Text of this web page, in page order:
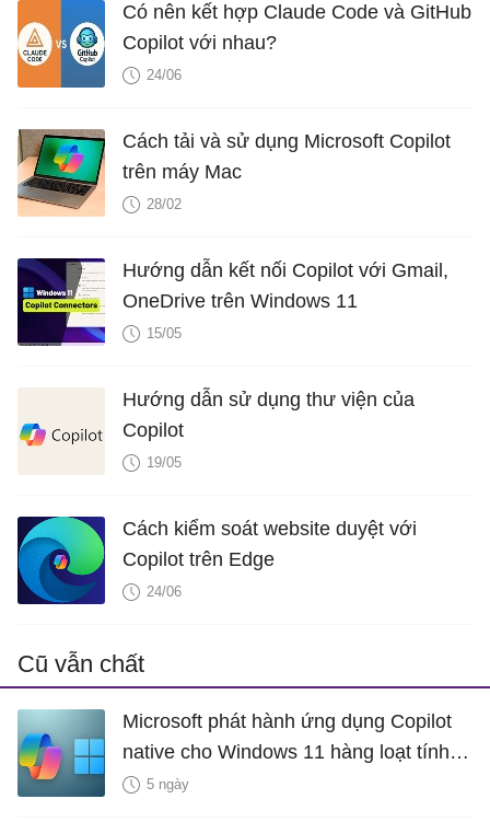
Có nên kết hợp Claude Code và GitHub
Copilot với nhau?
24/06
Cách tải và sử dụng Microsoft Copilot
trên máy Mac
28/02
Hướng dẫn kết nối Copilot với Gmail,
OneDrive trên Windows 11
15/05
Hướng dẫn sử dụng thư viện của
Copilot
19/05
Cách kiểm soát website duyệt với
Copilot trên Edge
24/06
Cũ vẫn chất
Microsoft phát hành ứng dụng Copilot
native cho Windows 11 hàng loạt tính
năng mới Hữu Ích
5 ngày